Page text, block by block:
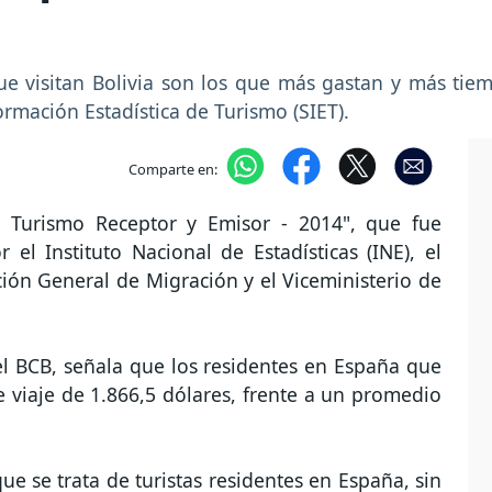
visitan Bolivia son los que más gastan y más
Estadística de Turismo (SIET).
Comparte en:
Receptor y Emisor - 2014", que fue
Instituto Nacional de Estadísticas (INE), el
General de Migración y el Viceministerio de
señala que los residentes en España que
de 1.866,5 dólares, frente a un promedio
se trata de turistas residentes en España, sin